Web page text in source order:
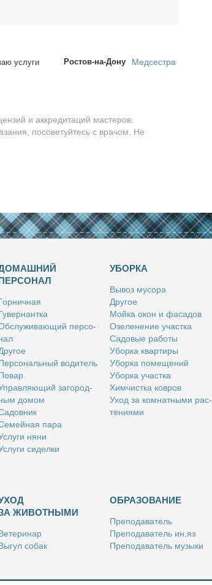
услу­ги
Ростов-на-Дону Медсестра
и аккредитаций мастеров.
посоветуйтесь с врачом. Не
пер­со­
во­ди­тель
за­го­род­
до­мом
па­ра
ня­ни
си­дел­ки
УБОРКА
Вы­воз му­со­ра
Дру­гое
Мой­ка окон и фа­са­дов
Озе­ле­не­ние участ­ка
Са­до­вые ра­бо­ты
Убор­ка квар­ти­ры
Убор­ка по­ме­ще­ний
Убор­ка участ­ка
Хим­чист­ка ков­ров
Уход за ком­нат­ны­ми рас­
те­ни­я­ми
ЖИВОТНЫМИ
со­бак
жи­вот­ных
ОБРАЗОВАНИЕ
Пре­по­да­ва­тель
Пре­по­да­ва­тель ин.яз
Пре­по­да­ва­тель му­зы­ки